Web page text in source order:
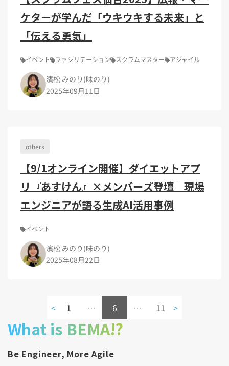
ケターが学んだ「ウキウキする未来」と
「伝える勇気」
イベント ファシリテーション スクラムマスター アジャイル
濱松 みのり(味のり)
2025年09月11日
others
【9/1オンライン開催】ダイエットアプ
リ『あすけん』×メンバーズ登壇｜現場
エンジニアが語る生成AI活用事例
イベント
濱松 みのり(味のり)
2025年08月22日
< 1 … 6 … 11 >
What is BEMA!?
Be Engineer, More Agile